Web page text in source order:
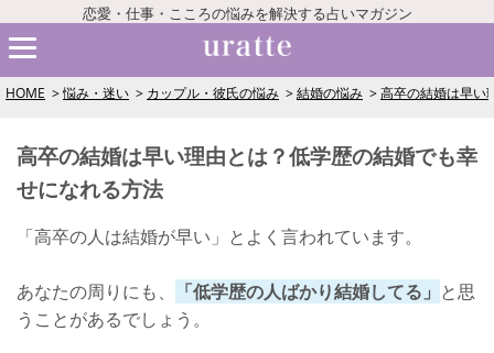
恋愛・仕事・こころの悩みを解決する占いマガジン
HOME 悩み・迷い カップル・彼氏の悩み 結婚の悩み 高卒の結婚は早い
高卒の結婚は早い理由とは？低学歴の結婚でも幸
せになれる方法
「高卒の人は結婚が早い」とよく言われています。
あなたの周りにも、 「低学歴の人ばかり結婚してる」 と思
うことがあるでしょう。